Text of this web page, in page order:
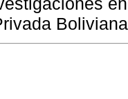
Boliviana